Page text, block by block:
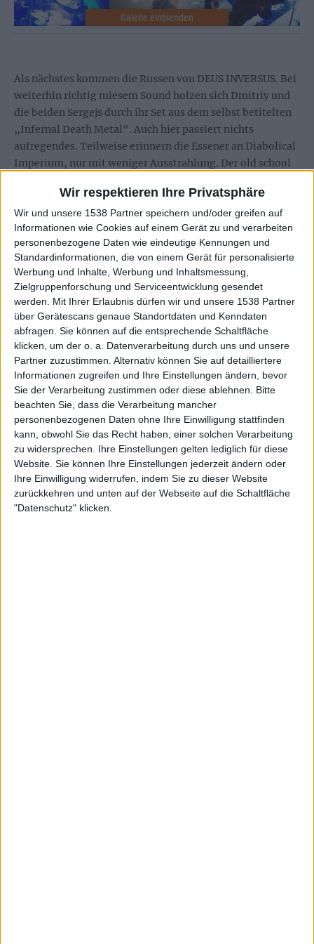
Wir respektieren Ihre Privatsphäre
Wir und unsere 1538 Partner speichern und/oder greifen auf
Informationen wie Cookies auf einem Gerät zu und verarbeiten
personenbezogene Daten wie eindeutige Kennungen und
Standardinformationen, die von einem Gerät für personalisierte
Werbung und Inhalte, Werbung und Inhaltsmessung,
Zielgruppenforschung und Serviceentwicklung gesendet
werden.
Mit Ihrer Erlaubnis dürfen wir und unsere 1538 Partner
über Gerätescans genaue Standortdaten und Kenndaten
abfragen. Sie können auf die entsprechende Schaltfläche
klicken, um der o. a. Datenverarbeitung durch uns und unsere
Partner zuzustimmen. Alternativ können Sie auf detailliertere
Informationen zugreifen und Ihre Einstellungen ändern, bevor
Sie der Verarbeitung zustimmen oder diese ablehnen.
Bitte
beachten Sie, dass die Verarbeitung mancher
personenbezogenen Daten ohne Ihre Einwilligung stattfinden
kann, obwohl Sie das Recht haben, einer solchen Verarbeitung
zu widersprechen. Ihre Einstellungen gelten lediglich für diese
Website. Sie können Ihre Einstellungen jederzeit ändern oder
Ihre Einwilligung widerrufen, indem Sie zu dieser Website
zurückkehren und unten auf der Webseite auf die Schaltfläche
"Datenschutz" klicken.
Als nächstes kommen die Russen von DEUS INVERSUS. Bei
weiterhin richtig miesem Sound holzen sich Dmitriy und
die beiden Sergejs durch ihr Set aus dem selbst betitelten
„Infernal Death Metal“. Auch hier passiert nichts
aufregendes. Teilweise erinnern die Essener an Diabolical
Imperium, nur mit weniger Ausstrahlung. Der old school
der Rest raucht sich eine vor der Tür. Schade eigentlich –
die Jungs sind einem schon sympathisch.
Galerie mit 21 Bildern: Deus Inversus - Dying Fetus - European
Summer Tour 2013
ORPHALIS geben den letzten Anheizer – im wahrsten
Sinne des Wortes. Der Keller des Helvete ist mittlerweile
richtig warm geworden. Der Soundmann bleibt seinem
Versagen treu und spendiert auch dieser Band ein
Geräuschgewand des Todes. Rumpel, Knarz, Übersteuer…
es ist zum heulen. Dabei machen die Dortmunder ihren Job